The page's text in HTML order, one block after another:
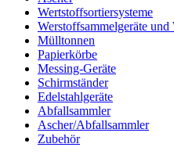
Wertstoffsortiersysteme
Werstoffsammelgeräte
Mülltonnen
Papierkörbe
Messing-Geräte
Schirmständer
Edelstahlgeräte
Abfallsammler
Ascher/Abfallsammler
Zubehör